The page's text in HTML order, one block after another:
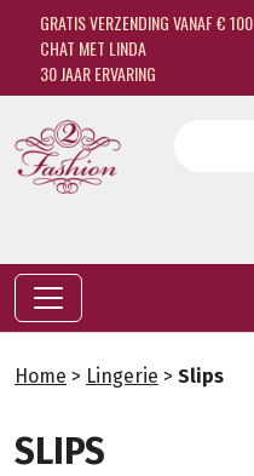
GRATIS VERZENDING VANAF € 100
CHAT MET LINDA
30 JAAR ERVARING
Home > Lingerie > Slips
SLIPS